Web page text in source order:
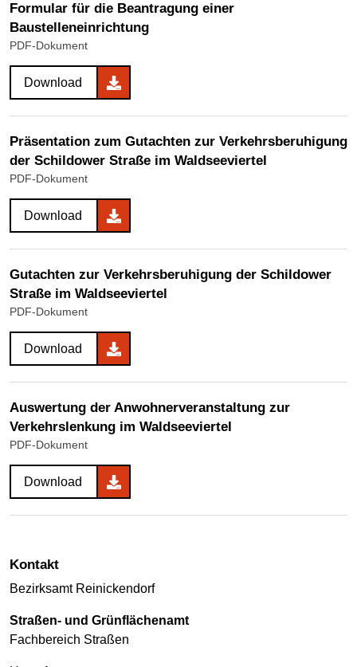
Formular für die Beantragung einer
Baustelleneinrichtung
PDF-Dokument
Download
Präsentation zum Gutachten zur Verkehrsberuhigung
der Schildower Straße im Waldseeviertel
PDF-Dokument
Download
Gutachten zur Verkehrsberuhigung der Schildower
Straße im Waldseeviertel
PDF-Dokument
Download
Auswertung der Anwohnerveranstaltung zur
Verkehrslenkung im Waldseeviertel
PDF-Dokument
Download
Kontakt
Bezirksamt Reinickendorf
Straßen- und Grünflächenamt
Fachbereich Straßen